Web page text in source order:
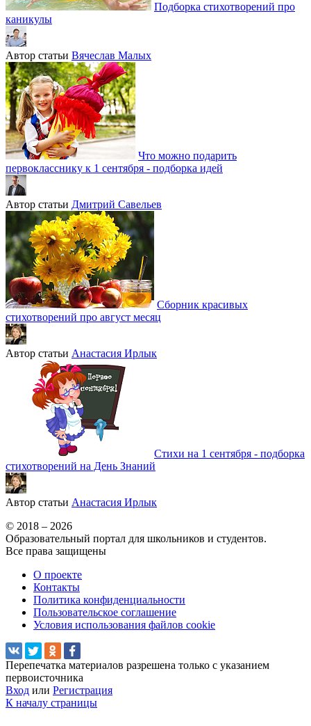
Подборка стихотворений про
каникулы
Автор статьи Вячеслав Малых
Что можно подарить
первокласснику к 1 сентября - подборка идей
Автор статьи Дмитрий Савельев
Сборник красивых
стихотворений про август месяц
Автор статьи Анастасия Ирлык
Стихи на 1 сентября - подборка
стихотворений на День Знаний
Автор статьи Анастасия Ирлык
© 2018 – 2026
Образовательный портал для школьников и студентов.
Все права защищены
О проекте
Контакты
Политика конфиденциальности
Пользовательское соглашение
Условия использования файлов cookie
Перепечатка материалов разрешена только с указанием
первоисточника
Вход или Регистрация
К началу страницы